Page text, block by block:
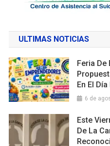
ULTIMAS NOTICIAS
Feria De
En El
6 de
Este
De La